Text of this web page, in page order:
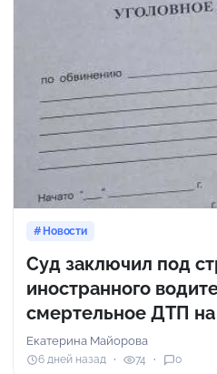
Новости
Суд заключил под
иностранного
смертельное ДТП
Екатерина Майорова
6 дней назад 74 0